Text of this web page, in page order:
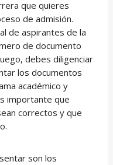
que quieres
de admisión.
de aspirantes de la
de documento
debes diligenciar
los documentos
académico y
importante que
correctos y que
son los